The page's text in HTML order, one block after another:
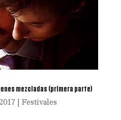
mezcladas (primera parte)
| Festivales